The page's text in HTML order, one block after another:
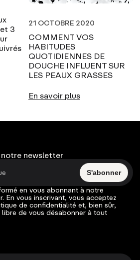
3
21 OCTOBRE 2020
COMMENT VOS
HABITUDES
QUOTIDIENNES DE
DOUCHE INFLUENT SUR
LES PEAUX GRASSES
En savoir plus
newsletter
S'abonner
en vous abonnant à notre
En vous inscrivant, vous acceptez
de confidentialité et, bien sûr,
libre de vous désabonner à tout